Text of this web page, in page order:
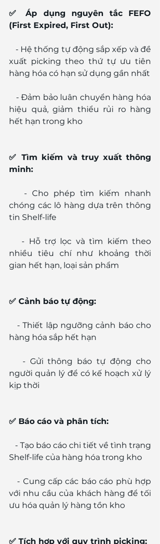
✅ Áp dụng nguyên tắc FEFO
(First Expired, First Out):
- Hệ thống tự động sắp xếp và đề
xuất picking theo thứ tự ưu tiên
hàng hóa có hạn sử dụng gần nhất
- Đảm bảo luân chuyển hàng hóa
hiệu quả, giảm thiểu rủi ro hàng
hết hạn trong kho
✅ Tìm kiếm và truy xuất thông
minh:
- Cho phép tìm kiếm nhanh
chóng các lô hàng dựa trên thông
tin Shelf-life
- Hỗ trợ lọc và tìm kiếm theo
nhiều tiêu chí như khoảng thời
gian hết hạn, loại sản phẩm
✅ Cảnh báo tự động:
- Thiết lập ngưỡng cảnh báo cho
hàng hóa sắp hết hạn
- Gửi thông báo tự động cho
người quản lý để có kế hoạch xử lý
kịp thời
✅ Báo cáo và phân tích:
- Tạo báo cáo chi tiết về tình trạng
Shelf-life của hàng hóa trong kho
- Cung cấp các báo cáo phù hợp
với nhu cầu của khách hàng để tối
ưu hóa quản lý hàng tồn kho
✅ Tích hợp với quy trình picking: